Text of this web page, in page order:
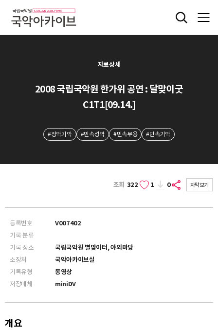
자료상세
2008 국립국악원 한가위 공연 : 달맞이굿
C1T1[09.14.]
#정악기악 #민속성악 #민속무용 #민속기악
조회 322 1 0 자막보기
등록번호
V007402
기록 분류
기록 장소
국립국악원 별맞이터, 야외마당
소장처
국악아카이브실
기록유형
동영상
저장매체
miniDV
개요